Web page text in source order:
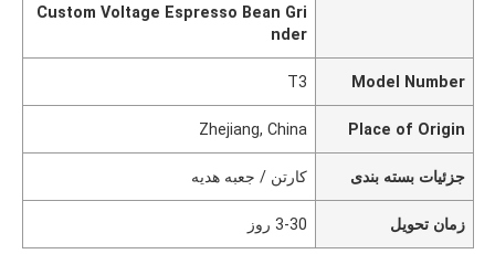
Custom Voltage Espresso Bean Gri
nder
Model Number
T3
Place of Origin
Zhejiang, China
جزئیات بسته بندی کارتن / جعبه هدیه
زمان تحویل 3-30 روز